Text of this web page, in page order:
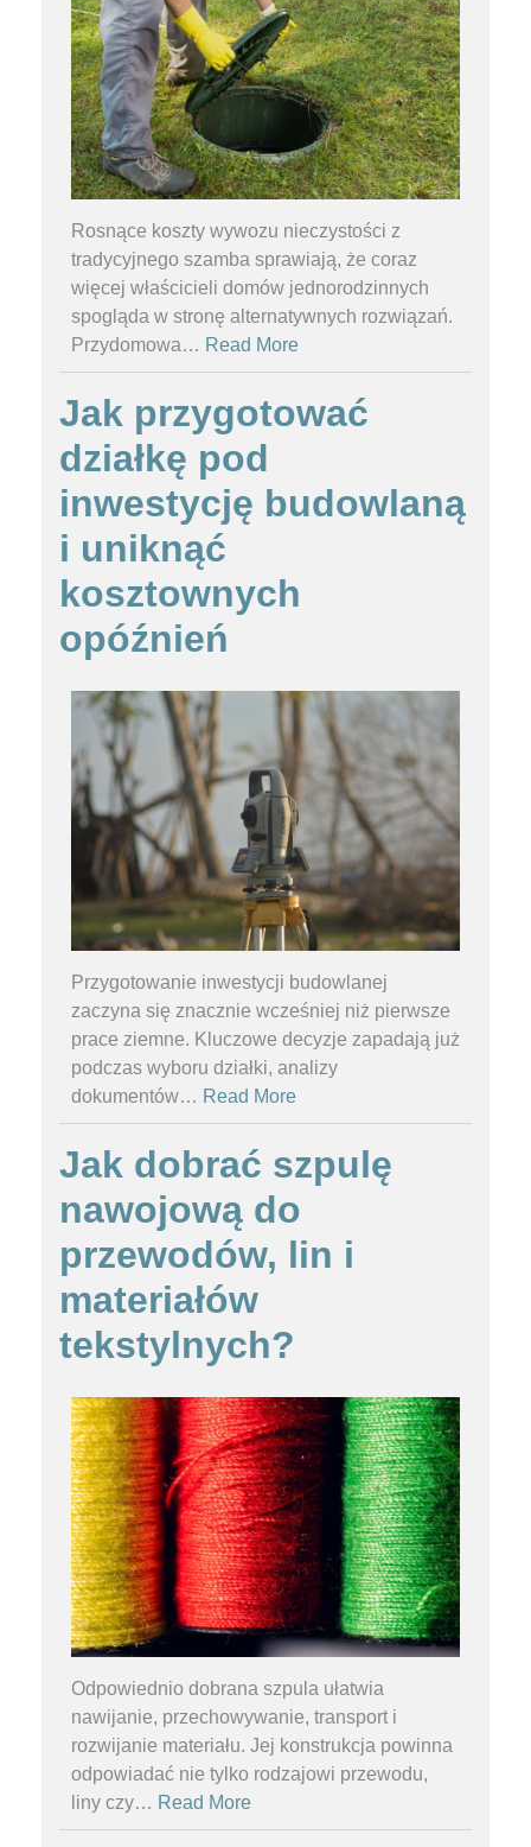
Rosnące koszty wywozu nieczystości z
tradycyjnego szamba sprawiają, że coraz
więcej właścicieli domów jednorodzinnych
spogląda w stronę alternatywnych rozwiązań.
Przydomowa… Read More
Jak przygotować
działkę pod
inwestycję budowlaną
i uniknąć
kosztownych
opóźnień
Przygotowanie inwestycji budowlanej
zaczyna się znacznie wcześniej niż pierwsze
prace ziemne. Kluczowe decyzje zapadają już
podczas wyboru działki, analizy
dokumentów… Read More
Jak dobrać szpulę
nawojową do
przewodów, lin i
materiałów
tekstylnych?
Odpowiednio dobrana szpula ułatwia
nawijanie, przechowywanie, transport i
rozwijanie materiału. Jej konstrukcja powinna
odpowiadać nie tylko rodzajowi przewodu,
liny czy… Read More